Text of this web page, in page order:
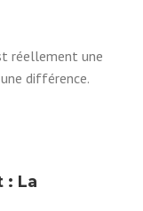
réellement une
différence.
: La